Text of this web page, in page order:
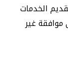
الخدمات
غير